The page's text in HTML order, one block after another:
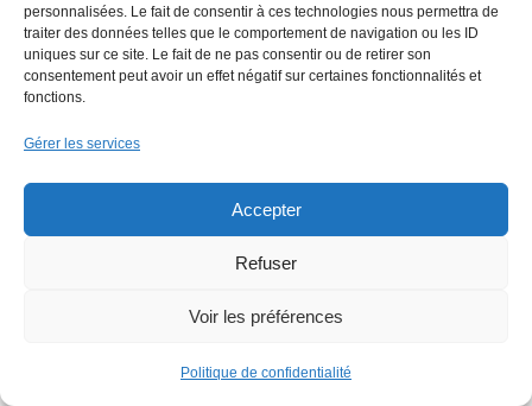
personnalisées. Le fait de consentir à ces technologies nous permettra de
traiter des données telles que le comportement de navigation ou les ID
uniques sur ce site. Le fait de ne pas consentir ou de retirer son
consentement peut avoir un effet négatif sur certaines fonctionnalités et
fonctions.
Gérer les services
Accepter
Refuser
Voir les préférences
Politique de confidentialité
Economie : Le Journal
des entreprises repris